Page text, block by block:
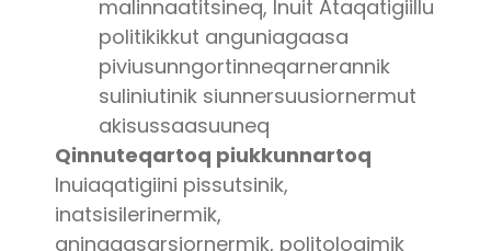
malinnaatitsineq, Inuit Ataqatigiillu
politikikkut anguniagaasa
piviusunngortinneqarnerannik
suliniutinik siunnersuusiornermut
akisussaasuuneq
Qinnuteqartoq piukkunnartoq
Inuiaqatigiini pissutsinik,
inatsisilerinermik,
aningaasarsiornermik, politologimik